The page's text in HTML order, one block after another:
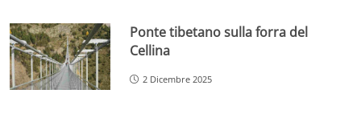
Ponte tibetano sulla forra del
Cellina
2 Dicembre 2025